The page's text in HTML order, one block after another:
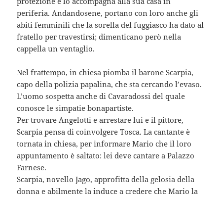
periferia. Andandosene, portano con loro anche gli
abiti femminili che la sorella del fuggiasco ha dato al
fratello per travestirsi; dimenticano però nella
cappella un ventaglio.
Nel frattempo, in chiesa piomba il barone Scarpia,
capo della polizia papalina, che sta cercando l’evaso.
L’uomo sospetta anche di Cavaradossi del quale
conosce le simpatie bonapartiste.
Per trovare Angelotti e arrestare lui e il pittore,
Scarpia pensa di coinvolgere Tosca. La cantante è
tornata in chiesa, per informare Mario che il loro
appuntamento è saltato: lei deve cantare a Palazzo
Farnese.
Scarpia, novello Jago, approfitta della gelosia della
donna e abilmente la induce a credere che Mario la